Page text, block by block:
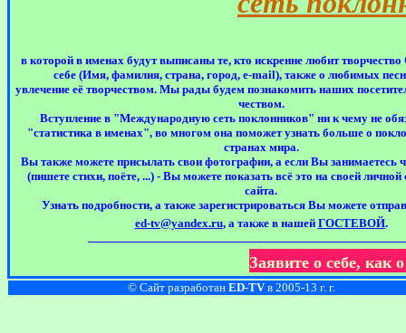
в которой в именах будут выписаны те, кто искренне любит
себе (Имя, фамилия, страна, город, e-mail), также о любимых
увлечение её творчеством. Мы рады будем познакомить наших
чеством.
Вступление в "Международную сеть поклонников" ни к чему не
"статистика в именах", во многом она поможет узнать больше о
странах мира.
Вы также можете присылать свои фотографии, а если Вы занимаетесь
(пишете стихи, поёте, ...) - Вы можете показать всё это на своей
сайта.
Узнать подробности, а также зарегистрироваться Вы можете
ed-tv@yandex.ru, а также в нашей ГОСТЕВОЙ.
Заявите о себе, как
© Сайт разработан ED-TVв 2005-13 г. г.